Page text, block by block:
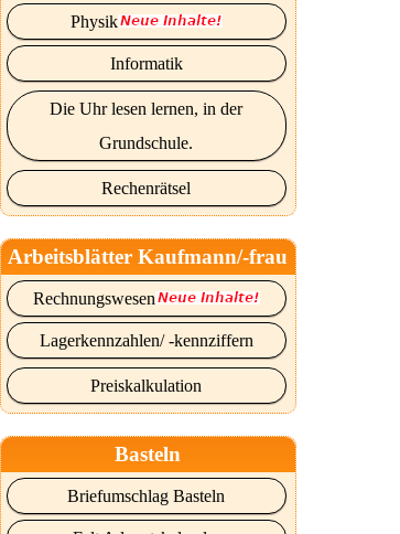
Physik
Informatik
Die Uhr lesen lernen, in der
Grundschule.
Rechenrätsel
Arbeitsblätter Kaufmann/-frau
Rechnungswesen
Lagerkennzahlen/ -kennziffern
Preiskalkulation
Basteln
Briefumschlag Basteln